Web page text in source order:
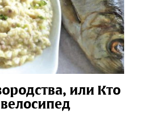
или Кто